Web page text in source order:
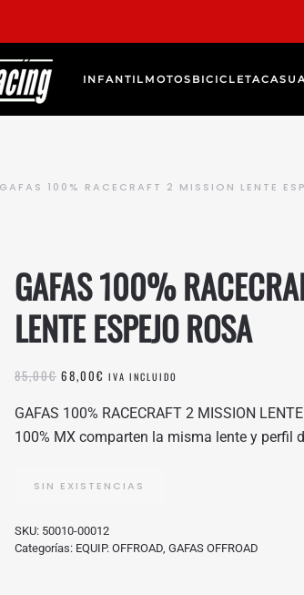
INFANTIL MOTOS BICICLETA
GAFAS 100% RACECRAFT 2 MISSION LENTE
GAFAS 100%
LENTE ESPEJO ROSA
85,00€ EL
ORIGINAL
ERA:
85,00€.
68,00€ EL
ACTUAL
ES:
68,00€.
IVA INCLUIDO
GAFAS 100% RACECRAFT 2 MISSION
100% MX comparten la misma lente y perfil
SIN EXISTENCIAS
SKU: 50010-00012
Categorías: EQUIP. OFFROAD, GAFAS OFFROAD